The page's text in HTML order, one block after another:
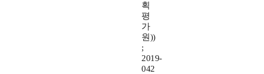
획
평
가
원))
;
2019-
042